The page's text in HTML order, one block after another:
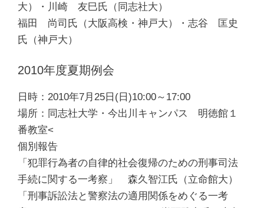
大）・川崎 友巳氏（同志社大）
福田 尚司氏（大阪高検・神戸大）・志谷 匡史
氏（神戸大）
2010年度夏期例会
日時：2010年7月25日(日)10:00～17:00
場所：同志社大学・今出川キャンパス 明徳館１
番教室<
個別報告
「犯罪行為者の自律的社会復帰のための刑事司法
手続に関する一考察」 森久智江氏（立命館大）
「刑事訴訟法と警察法の適用関係をめぐる一考